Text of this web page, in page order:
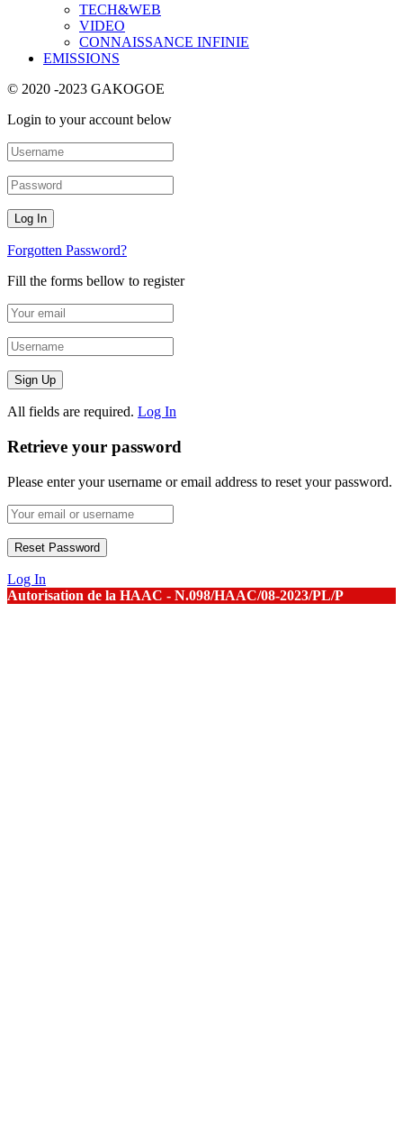
TECH&WEB
VIDEO
CONNAISSANCE INFINIE
EMISSIONS
© 2020 -2023 GAKOGOE
Login to your account below
Forgotten Password?
Fill the forms bellow to register
All fields are required. Log In
Retrieve your password
Please enter your username or email address to reset your password.
Log In
Autorisation de la HAAC - N.098/HAAC/08-2023/PL/P